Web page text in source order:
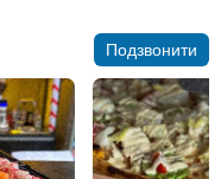
Подзвонити